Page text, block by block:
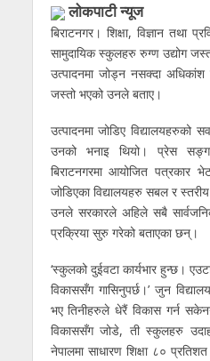
लाेकपाटी न्यूज
बिराटनगर। शिक्षा, विज्ञान तथा
सामुदायिक स्कुलहरु रुग्ण उद्योग
उत्पादनमा जोड्न नसक्दा अधिकांश
जस्तो भएको उनले बताए।
उत्पादनमा जोडिए विद्यालयहरुको
उनको भनाइ थियो। प्रेस
बिराटनगरमा आयोजित पत्रकार
जोडिएका विद्यालयहरु सबल र
उनले सरकारले अहिले सबै
प्रक्रिया सुरु गरेको बताएका छन्।
‘स्कुलको दुईवटा कार्यभार हुन्छ।
विकाससँग गासिनुपर्छ।’ जुन
भए तिनीहरुले धेरैं विकास गर्न
विकाससँग जोडे, ती स्कुलहरु
नेपालमा साधारण शिक्षा ८०